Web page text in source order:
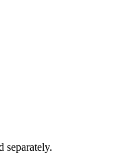
separately.